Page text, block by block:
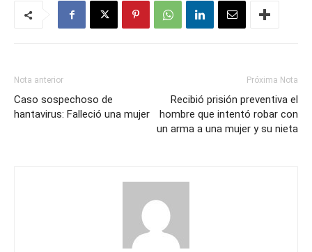
Nota anterior
Caso sospechoso de
hantavirus: Falleció una mujer
Próxima Nota
Recibió prisión preventiva el
hombre que intentó robar con
un arma a una mujer y su nieta